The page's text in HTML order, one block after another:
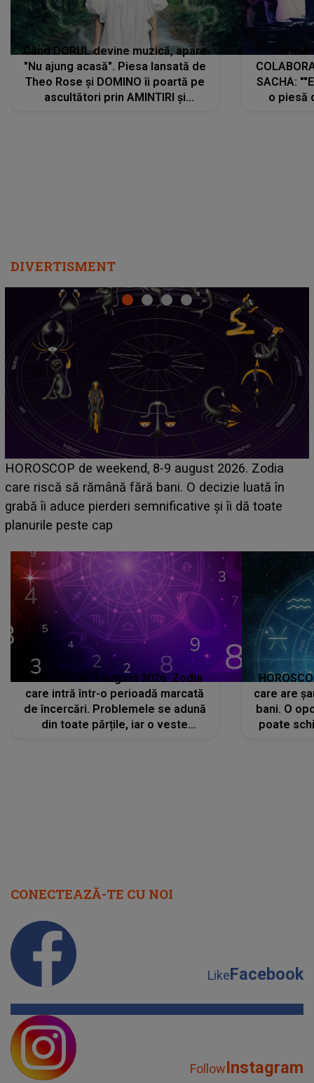
Când DORUL devine muzică, apare
"Nu ajung acasă". Piesa lansată de
Theo Rose și DOMINO îi poartă pe
ascultători prin AMINTIRI și
SACHA:
o piesă
DIVERTISMENT
Emanuel a ținut ACEST DETALIU ASCUNS până
acum! În fața Alexandrei, concurentul din Casa Iubirii
face o MĂRTURISIRE NEAȘTEPTATĂ despre mama
sa: "I-am spus și ei în față, eu nu te iubesc pentru
HOROSCOP 7 august 2026. Zodia
care intră într-o perioadă marcată
de încercări. Problemele se adună
din toate părțile, iar o veste
care are
bani. O
poate
CONECTEAZĂ-TE CU NOI
LikeFacebook
FollowInstagram